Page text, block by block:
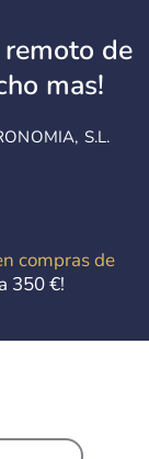
de
mas!
S.L.
compras de
350 €!